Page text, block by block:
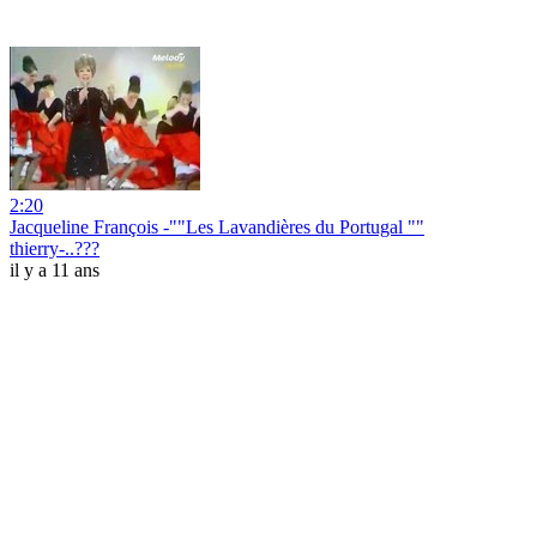
2:20
Jacqueline François -""Les Lavandières du Portugal ""
thierry-..???
il y a 11 ans